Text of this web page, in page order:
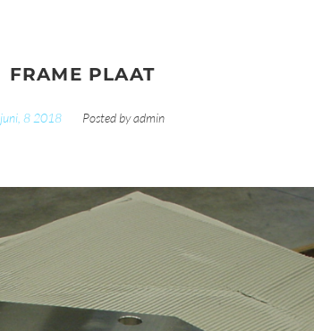
FRAME PLAAT
juni, 8 2018 Posted byadmin